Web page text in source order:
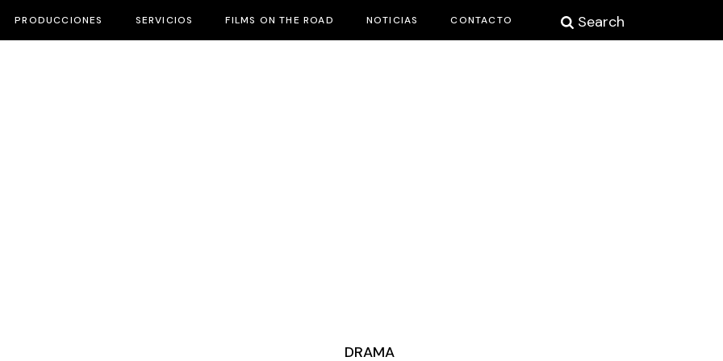
PRODUCCIONES SERVICIOS FILMS ON THE ROAD NOTICIAS CONTACTO Search
DRAMA